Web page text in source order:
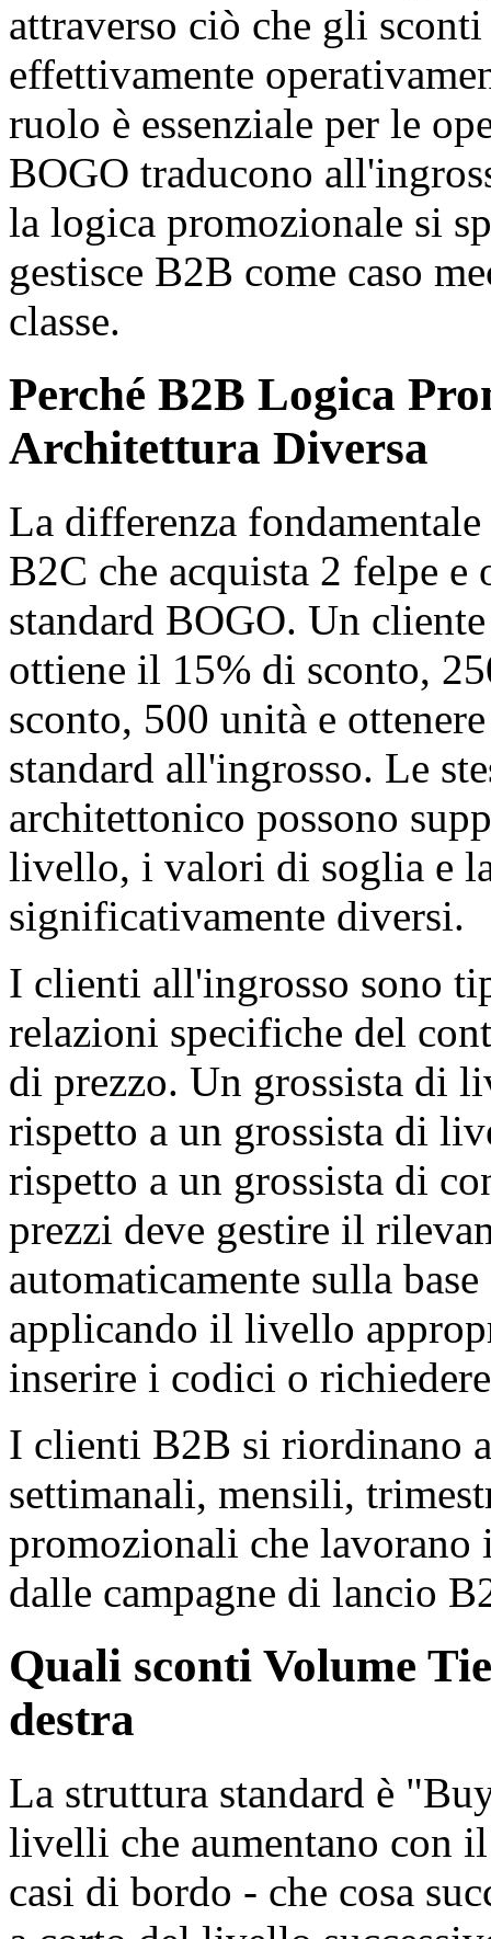
attraverso ciò che gli
effettivamente
ruolo è essenziale per le
BOGO traducono
la logica promozionale si
gestisce B2B come caso
classe.
Perché B2B Logica
Architettura Diversa
La differenza
B2C che acquista 2 felpe
standard BOGO. Un
ottiene il 15% di sconto,
sconto, 500 unità e
standard all'ingrosso. Le
architettonico possono
livello, i valori di soglia e
significativamente diversi.
I clienti all'ingrosso sono
relazioni specifiche del
di prezzo. Un grossista di
rispetto a un grossista di
rispetto a un grossista di
prezzi deve gestire il
automaticamente sulla
applicando il livello
inserire i codici o
I clienti B2B si riordinano
settimanali, mensili,
promozionali che lavorano
dalle campagne di lancio
Quali sconti Volume
destra
La struttura standard è
livelli che aumentano con
casi di bordo - che cosa